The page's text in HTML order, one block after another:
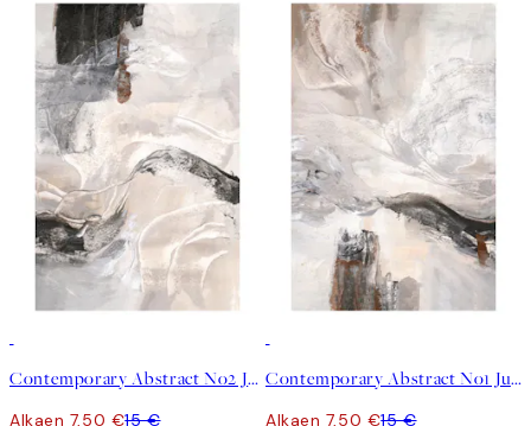
Contemporary Abstract No2 Juliste
Alkaen 7,50 €15 €
Contemporary Abstract No1 Juliste
Alkaen 7,50 €15 €